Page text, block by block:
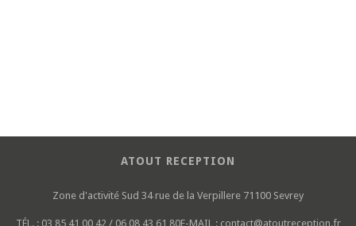
ATOUT RECEPTION
Zone d'activité Sud 34 rue de la Verpillere 71100 Sevrey
TÉL. : 03 85 41 00 42 / 06 08 43 61 80E-MAIL : contact@atoutreception.fr